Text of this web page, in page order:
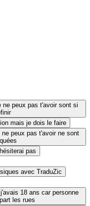
ne peux pas t'avoir sont si
mais je dois le faire
peux pas t'avoir ne sont
pas
avec TraduZic
18 ans car personne
les rues